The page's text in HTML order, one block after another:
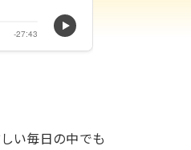
い毎日の中でも